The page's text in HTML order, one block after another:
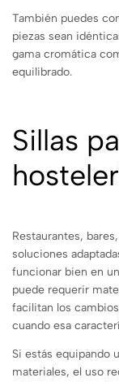
También puedes
piezas sean
gama cromática
equilibrado.
Sillas
Restaurantes,
soluciones
funcionar bien en
puede requerir
facilitan los
cuando esa
Si estás equipando
materiales, el uso